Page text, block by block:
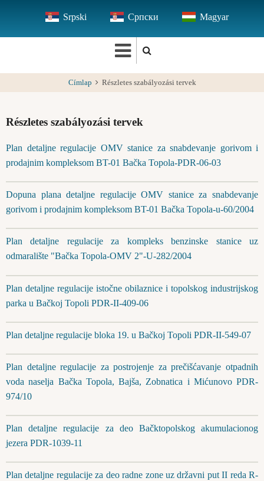
tartalomra
Srpski Српски Magyar
Címlap Részletes szabályozási tervek
Részletes szabályozási tervek
Plan detaljne regulacije OMV stanice za snabdevanje gorivom i
prodajnim kompleksom BT-01 Bačka Topola-PDR-06-03
Dopuna plana detaljne regulacije OMV stanice za snabdevanje
gorivom i prodajnim kompleksom BT-01 Bačka Topola-u-60/2004
Plan detaljne regulacije za kompleks benzinske stanice uz
odmaralište "Bačka Topola-OMV 2"-U-282/2004
Plan detaljne regulacije istočne obilaznice i topolskog industrijskog
parka u Bačkoj Topoli PDR-II-409-06
Plan detaljne regulacije bloka 19. u Bačkoj Topoli PDR-II-549-07
Plan detaljne regulacije za postrojenje za prečišćavanje otpadnih
voda naselja Bačka Topola, Bajša, Zobnatica i Mićunovo PDR-
974/10
Plan detaljne regulacije za deo Bačktopolskog akumulacionog
jezera PDR-1039-11
Plan detaljne regulacije za deo radne zone uz državni put II reda R-